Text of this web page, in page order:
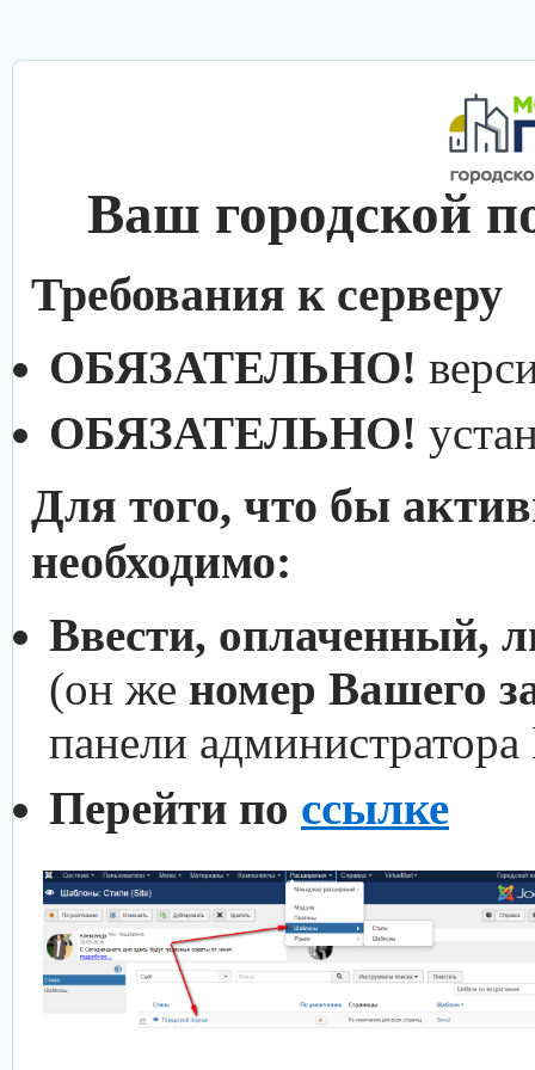
Ваш городской
Требования к серверу
ОБЯЗАТЕЛЬНО!
ОБЯЗАТЕЛЬНО!
Для того, что бы
необходимо:
Ввести, оплаченный,
(он же номер Вашего
панели
Перейти по ссылке